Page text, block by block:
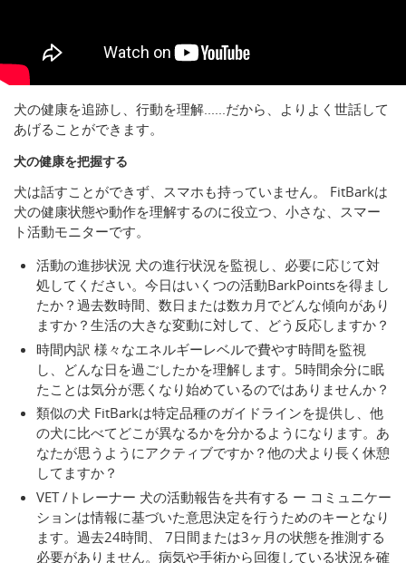
犬の健康を追跡し、行動を理解......だから、よりよく世話して
あげることができます。
犬の健康を把握する
犬は話すことができず、スマホも持っていません。 FitBarkは
犬の健康状態や動作を理解するのに役立つ、小さな、スマー
ト活動モニターです。
活動の進捗状況 犬の進行状況を監視し、必要に応じて対
処してください。今日はいくつの活動BarkPointsを得まし
たか？過去数時間、数日または数カ月でどんな傾向があり
ますか？生活の大きな変動に対して、どう反応しますか？
時間内訳 様々なエネルギーレベルで費やす時間を監視
し、どんな日を過ごしたかを理解します。5時間余分に眠
たことは気分が悪くなり始めているのではありませんか？
類似の犬 FitBarkは特定品種のガイドラインを提供し、他
の犬に比べてどこが異なるかを分かるようになります。あ
なたが思うようにアクティブですか？他の犬より長く休憩
してますか？
VET /トレーナー 犬の活動報告を共有する ー コミュニケー
ションは情報に基づいた意思決定を行うためのキーとなり
ます。過去24時間、 7日間または3ヶ月の状態を推測する
必要がありません。病気や手術から回復している状況を確